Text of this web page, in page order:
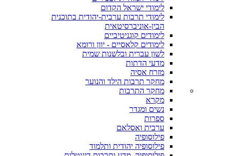
לימודי ישראל הקדום
לימודי תרבות ערבית-יהודית בתוכנית
הבין-אוניברסיטאית
לימודים קוגניטיביים
לימודים קלאסיים - יוון ורומא
לשון עברית ובלשנות שמית
מדעי הדתות
מזרח אסיה
מחקר תרבות הילד והנוער
מחקר התרבות
מקרא
נשים ומגדר
ספרות
ערבית ואסלאם
פילוסופיה
פילוסופיה יהודית ותלמוד